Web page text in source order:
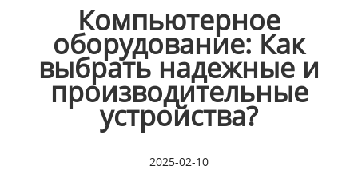
Компьютерное
оборудование: Как
выбрать надежные и
производительные
устройства?
2025-02-10